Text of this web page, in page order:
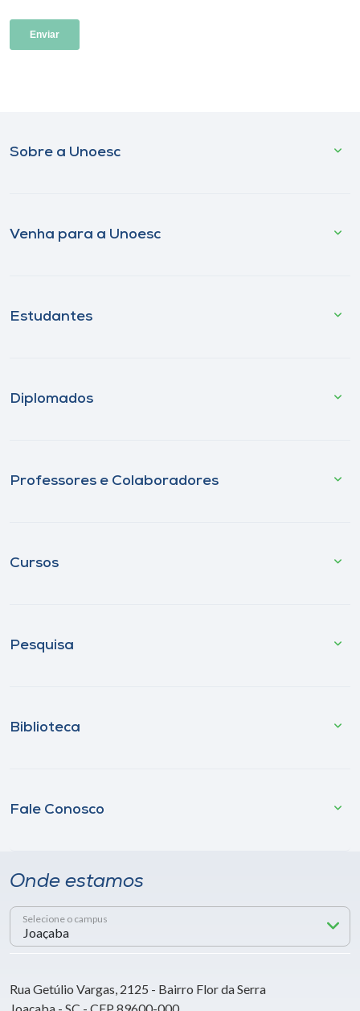
Sobre a Unoesc
Venha para a Unoesc
Estudantes
Diplomados
Professores e Colaboradores
Cursos
Pesquisa
Biblioteca
Fale Conosco
Onde estamos
Selecione o campus
Rua Getúlio Vargas, 2125 - Bairro Flor da Serra